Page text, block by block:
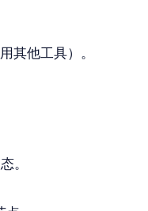
其他工具）。
。